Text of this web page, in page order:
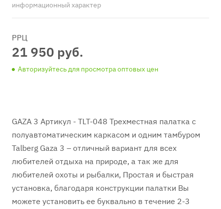
информационный характер
РРЦ
21 950 руб.
Авторизуйтесь для просмотра оптовых цен
GAZA 3 Артикул - TLT-048 Трехместная палатка с
полуавтоматическим каркасом и одним тамбуром
Talberg Gaza 3 – отличный вариант для всех
любителей отдыха на природе, а так же для
любителей охоты и рыбалки, Простая и быстрая
установка, благодаря конструкции палатки Вы
можете установить ее буквально в течение 2-3